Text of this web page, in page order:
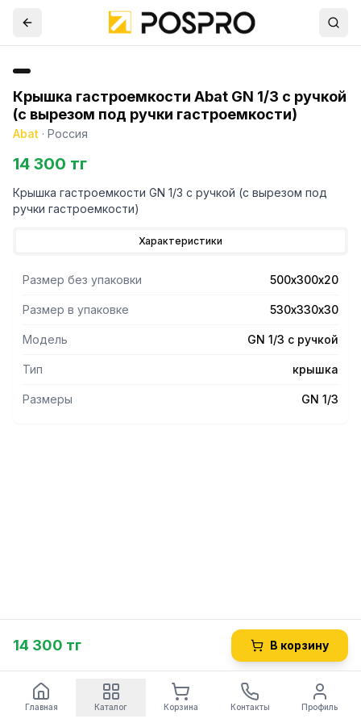
Крышка гастроемкости Abat GN 1/3 с ручкой
(с вырезом под ручки гастроемкости)
Abat · Россия
14 300 тг
Крышка гастроемкости GN 1/3 с ручкой (с вырезом под
ручки гастроемкости)
Характеристики
Размер без упаковки 500х300х20
Размер в упаковке 530х330х30
Модель GN 1/3 с ручкой
Тип крышка
Размеры GN 1/3
14 300 тг В корзину
Главная Каталог Корзина Контакты Профиль